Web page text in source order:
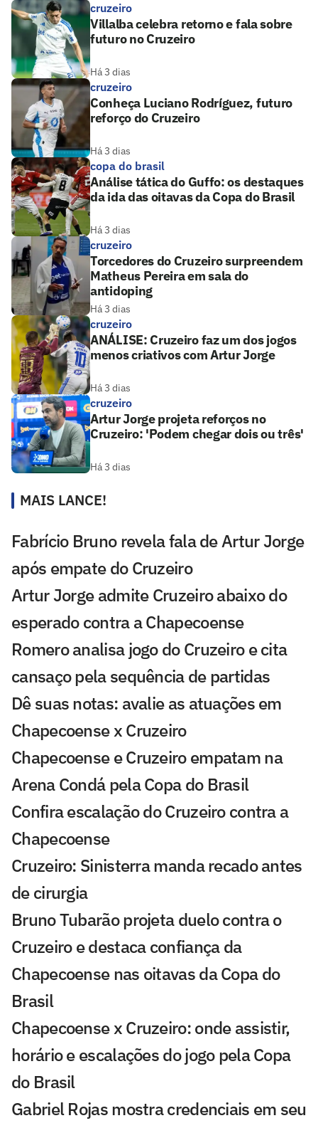
cruzeiro
Villalba celebra retorno e fala sobre
futuro no Cruzeiro
Há 3 dias
cruzeiro
Conheça Luciano Rodríguez, futuro
reforço do Cruzeiro
Há 3 dias
copa do brasil
Análise tática do Guffo: os destaques
da ida das oitavas da Copa do Brasil
Há 3 dias
cruzeiro
Torcedores do Cruzeiro surpreendem
Matheus Pereira em sala do
antidoping
Há 3 dias
cruzeiro
ANÁLISE: Cruzeiro faz um dos jogos
menos criativos com Artur Jorge
Há 3 dias
cruzeiro
Artur Jorge projeta reforços no
Cruzeiro: 'Podem chegar dois ou três'
Há 3 dias
MAIS LANCE!
Fabrício Bruno revela fala de Artur Jorge
após empate do Cruzeiro
Artur Jorge admite Cruzeiro abaixo do
esperado contra a Chapecoense
Romero analisa jogo do Cruzeiro e cita
cansaço pela sequência de partidas
Dê suas notas: avalie as atuações em
Chapecoense x Cruzeiro
Chapecoense e Cruzeiro empatam na
Arena Condá pela Copa do Brasil
Confira escalação do Cruzeiro contra a
Chapecoense
Cruzeiro: Sinisterra manda recado antes
de cirurgia
Bruno Tubarão projeta duelo contra o
Cruzeiro e destaca confiança da
Chapecoense nas oitavas da Copa do
Brasil
Chapecoense x Cruzeiro: onde assistir,
horário e escalações do jogo pela Copa
do Brasil
Gabriel Rojas mostra credenciais em seu